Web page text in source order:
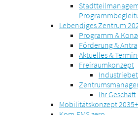
Lebendiges Zentrum
Programm &
Förderung &
Aktuelles &
Freiraumkonzept
Ihr Geschäft
Mobilitätskonzept 2035+